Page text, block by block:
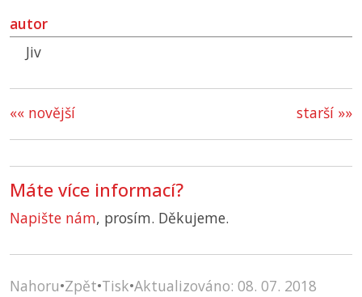
autor
Jiv
starší »»
«« novější
Máte více informací?
Napište nám, prosím. Děkujeme.
Nahoru•Zpět•Tisk•Aktualizováno: 08. 07. 2018